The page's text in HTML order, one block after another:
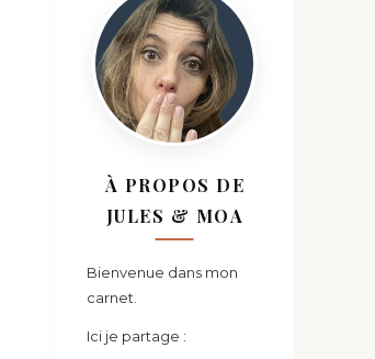
À PROPOS DE
JULES & MOA
Bienvenue dans mon
carnet.
Ici je partage :